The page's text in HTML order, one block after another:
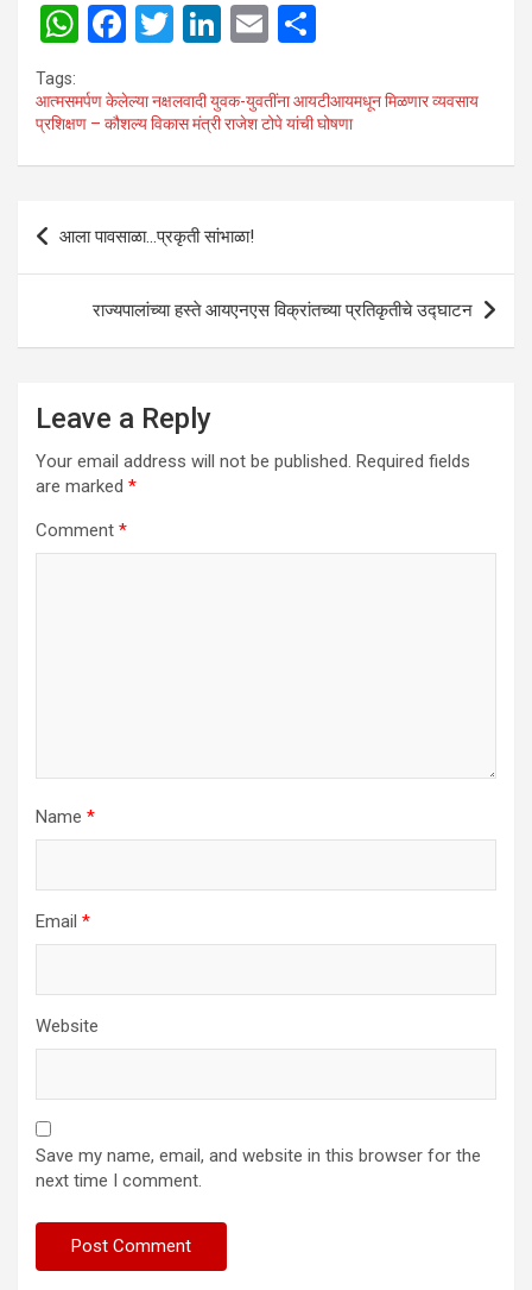
W
at
s
A
p
F
ce
b
o
k
T
tt
er
Li
ke
dI
n
E
ail ar
e
Tags:
आत्मसमर्पण केलेल्या नक्षलवादी युवक-युवतींना आयटीआयमधून मिळणार व्यवसाय
प्रशिक्षण – कौशल्य विकास मंत्री राजेश टोपे यांची घोषणा
Post
navigation
आला पावसाळा…प्रकृती सांभाळा!
राज्यपालांच्या हस्ते आयएनएस विक्रांतच्या प्रतिकृतीचे उद्घाटन
Leave a Reply
Your email address will not be published. Required fields
are marked *
Comment *
Name *
Email *
Website
Save my name, email, and website in this browser for the
next time I comment.